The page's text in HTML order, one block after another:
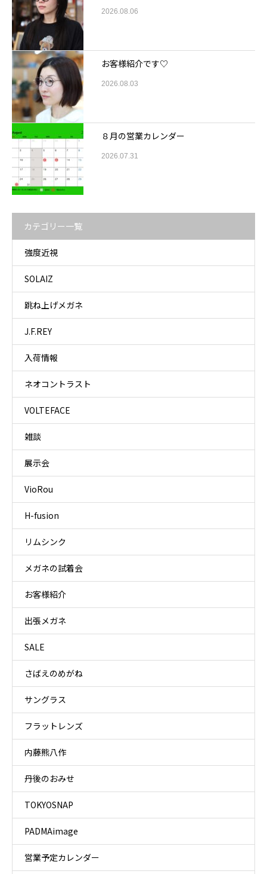
2026.08.06
お客様紹介です♡
2026.08.03
８月の営業カレンダー
2026.07.31
カテゴリー一覧
強度近視
SOLAIZ
跳ね上げメガネ
J.F.REY
入荷情報
ネオコントラスト
VOLTEFACE
雑談
展示会
VioRou
H-fusion
リムシンク
メガネの試着会
お客様紹介
出張メガネ
SALE
さばえのめがね
サングラス
フラットレンズ
内藤熊八作
丹後のおみせ
TOKYOSNAP
PADMAimage
営業予定カレンダー